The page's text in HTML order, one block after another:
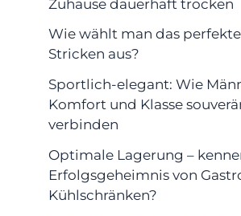
Zuhause dauerhaft trocken
Wie wählt man das
Stricken aus?
Sportlich-elegant: Wie
Komfort und Klasse
verbinden
Optimale Lagerung –
Erfolgsgeheimnis von
Kühlschränken?